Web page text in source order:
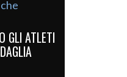
GLI ATLETI